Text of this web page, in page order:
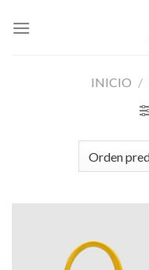
INICIO /